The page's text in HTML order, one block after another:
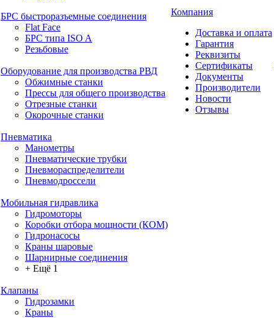
БРС быстроразъемные соединения
Flat Face
БРС типа ISO A
Резьбовые
Оборудование для производства РВД
Обжимные станки
Прессы для общего производства
Отрезные станки
Окорочные станки
Пневматика
Манометры
Пневматические трубки
Пневмораспределители
Пневмодроссели
Мобильная гидравлика
Гидромоторы
Коробки отбора мощности (КОМ)
Гидронасосы
Краны шаровые
Шарнирные соединения
+ Ещё 1
Клапаны
Гидрозамки
Краны
Компания
Доставка и оплата
Гарантия
Реквизиты
Сертификаты
Документы
Производители
Новости
Отзывы